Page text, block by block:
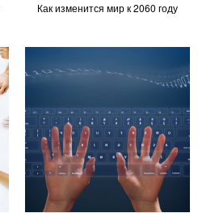
Как изменится мир к 2060 году